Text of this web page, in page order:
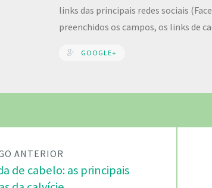
links das principais redes sociais
preenchidos os campos, os links de
GOOGLE+
ANTERIOR
de cabelo: as principais